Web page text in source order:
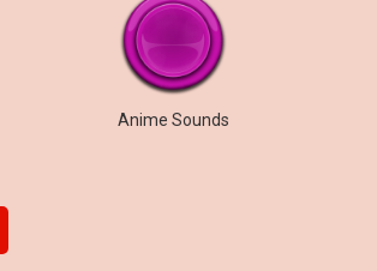
Anime Sounds